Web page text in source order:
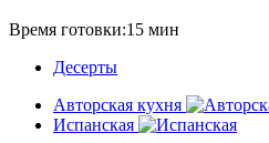
Время готовки:15 мин
Десерты
Авторская кухня
Испанская